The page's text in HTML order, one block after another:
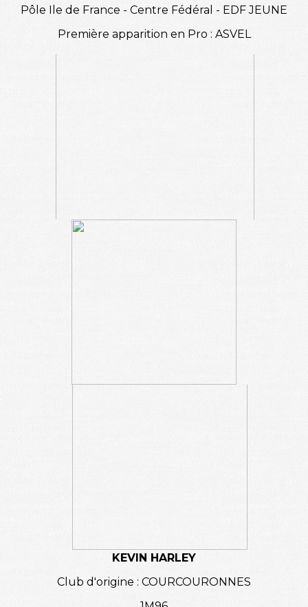
Pôle Ile de France - Centre Fédéral - EDF JEUNE
Première apparition en Pro : ASVEL
KEVIN HARLEY
Club d'origine : COURCOURONNES